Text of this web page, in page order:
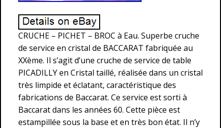
CRUCHE – PICHET – BROC à Eau. Superbe cruche
de service en cristal de BACCARAT fabriquée au
XXème. Il s’agit d’une cruche de service de table
PICADILLY en Cristal taillé, réalisée dans un cristal
très limpide et éclatant, caractéristique des
fabrications de Baccarat. Ce service est sorti à
Baccarat dans les années 60. Cette pièce est
estampillée sous la base et en très bon état. Il n’y